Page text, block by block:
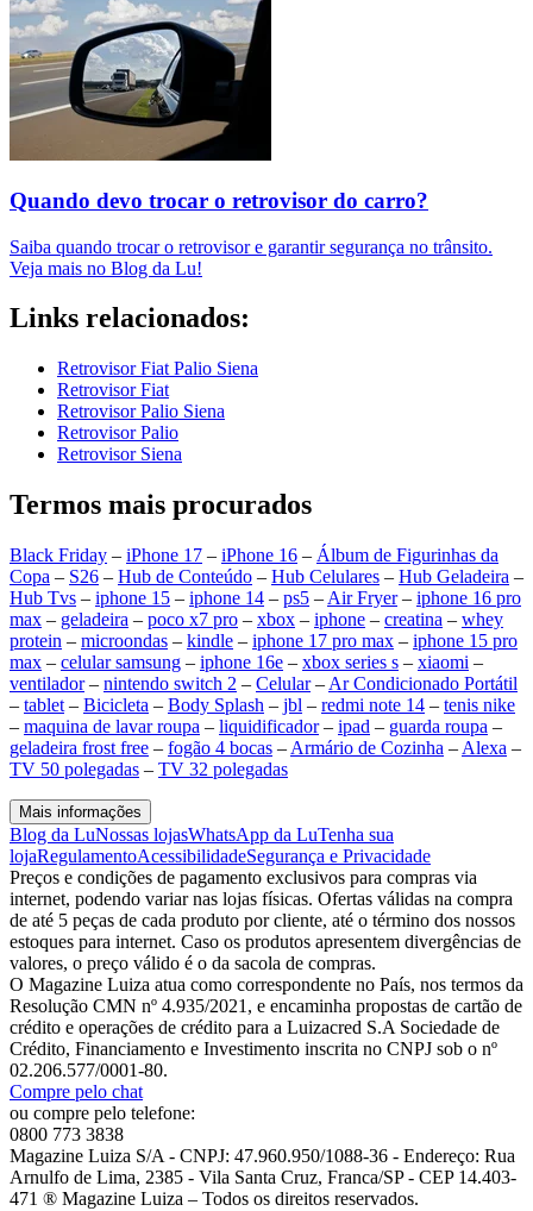
Quando devo trocar o retrovisor do carro?
Saiba quando trocar o retrovisor e garantir segurança no trânsito.
Veja mais no Blog da Lu!
Links relacionados:
Retrovisor Fiat Palio Siena
Retrovisor Fiat
Retrovisor Palio Siena
Retrovisor Palio
Retrovisor Siena
Termos mais procurados
Black Friday – iPhone 17 – iPhone 16 – Álbum de Figurinhas da
Copa – S26 – Hub de Conteúdo – Hub Celulares – Hub Geladeira –
Hub Tvs – iphone 15 – iphone 14 – ps5 – Air Fryer– iphone 16 pro
max – geladeira – poco x7 pro – xbox – iphone – creatina – whey
protein – microondas – kindle – iphone 17 pro max – iphone 15 pro
max – celular samsung – iphone 16e – xbox series s – xiaomi –
ventilador– nintendo switch 2 – Celular– Ar Condicionado Portátil
– tablet – Bicicleta – Body Splash – jbl – redmi note 14 – tenis nike
– maquina de lavar roupa – liquidificador– ipad – guarda roupa –
geladeira frost free – fogão 4 bocas – Armário de Cozinha – Alexa –
TV 50 polegadas – TV 32 polegadas
Mais informações
Blog da LuNossas lojasWhatsApp da LuTenha sua
lojaRegulamentoAcessibilidadeSegurança e Privacidade
Preços e condições de pagamento exclusivos para compras via
internet, podendo variar nas lojas físicas. Ofertas válidas na compra
de até 5 peças de cada produto por cliente, até o término dos nossos
estoques para internet. Caso os produtos apresentem divergências de
valores, o preço válido é o da sacola de compras.
O Magazine Luiza atua como correspondente no País, nos termos da
Resolução CMN nº 4.935/2021, e encaminha propostas de cartão de
crédito e operações de crédito para a Luizacred S.A Sociedade de
Crédito, Financiamento e Investimento inscrita no CNPJ sob o nº
02.206.577/0001-80.
Compre pelo chat
ou compre pelo telefone:
0800 773 3838
Magazine Luiza S/A - CNPJ: 47.960.950/1088-36 - Endereço: Rua
Arnulfo de Lima, 2385 - Vila Santa Cruz, Franca/SP - CEP 14.403-
471 ® Magazine Luiza – Todos os direitos reservados.